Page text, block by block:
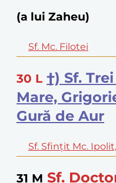
(a lui Zaheu)
Sf. Mc. Filotei
30 L †) Sf.
Mare,
Gură de Aur
Sf. Sfințit Mc.
31 M Sf.